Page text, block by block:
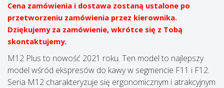
Cena zamówienia i dostawa zostaną ustalone po
przetworzeniu zamówienia przez kierownika.
Dziękujemy za zamówienie, wkrótce się z Tobą
skontaktujemy.
M12 Plus to nowość 2021 roku. Ten model to najlepszy
model wśród ekspresów do kawy w segmencie F11 i F12.
Seria M12 charakteryzuje się ergonomicznym i atrakcyjnym